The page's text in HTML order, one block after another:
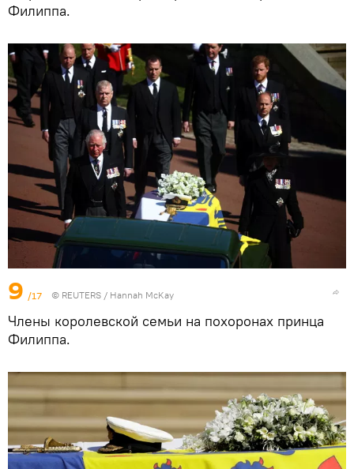
Филиппа.
9 /17 © REUTERS / Hannah McKay
Члены королевской семьи на похоронах принца
Филиппа.